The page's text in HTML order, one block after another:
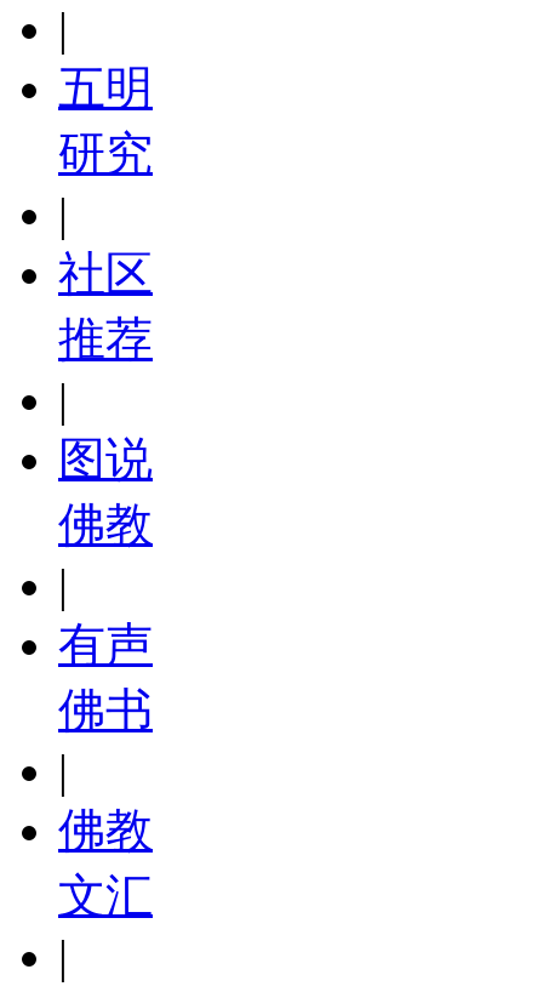
|
五明
研究
|
社区
推荐
|
图说
佛教
|
有声
佛书
|
佛教
文汇
|